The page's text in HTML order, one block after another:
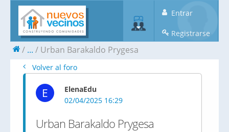
Entrar
Registrarse
... Urban Barakaldo Prygesa
Volver al foro
E
ElenaEdu
02/04/2025 16:29
Urban Barakaldo Prygesa